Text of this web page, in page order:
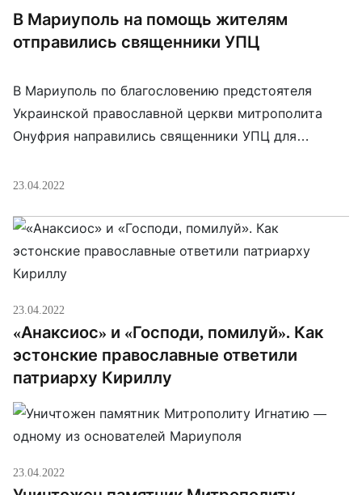
В Мариуполь на помощь жителям
отправились священники УПЦ
В Мариуполь по благословению предстоятеля
Украинской православной церкви митрополита
Онуфрия направились священники УПЦ для
пострадавшим. “Да благословит Господь и
священник Александр Клименко. Он также привел
список из трех десятков священников, монахов и
диаконов, которые отправились в Мариуполь.
23.04.2022
23.04.2022
«Анаксиос» и «Господи, помилуй». Как
эстонские православные ответили
патриарху Кириллу
23.04.2022